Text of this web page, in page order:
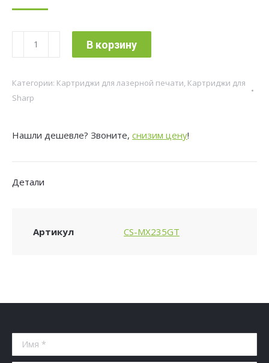
Количество
товара
лазерный
Cactus
MX235GT
для
5618/5620/5623;
В корзину
Категории: Картриджи для лазерной печати, Картриджи для
Sharp
Нашли дешевле? Звоните, снизим цену!
Детали
Артикул CS-MX235GT
Имя *